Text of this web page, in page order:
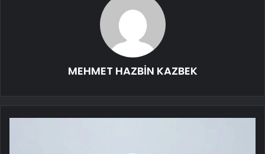
MEHMET HAZBİN KAZBEK